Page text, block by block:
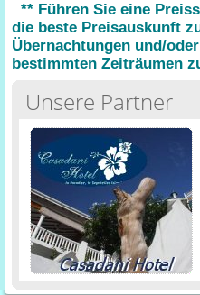
** Führen Sie eine
die beste Preisauskunft
Übernachtungen und/
bestimmten Zeiträumen
Unsere Partner